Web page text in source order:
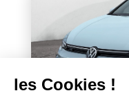
les Cookies !